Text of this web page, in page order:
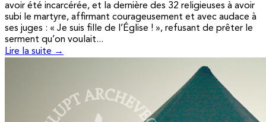
avoir été incarcérée, et la dernière des 32 religieuses à avoir
subi le martyre, affirmant courageusement et avec audace à
ses juges : « Je suis fille de l’Église ! », refusant de prêter le
serment qu’on voulait...
Lire la suite →